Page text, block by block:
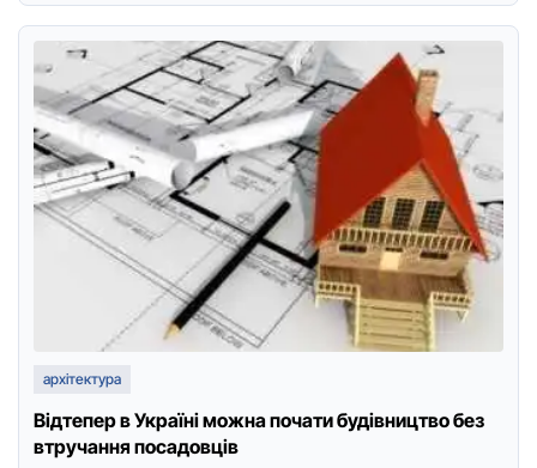
архітектура
Відтепер в Україні можна почати будівництво без
втручання посадовців